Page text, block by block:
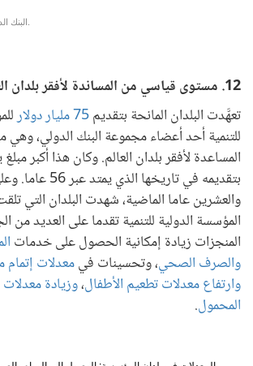
12. مستوى قياسي من المساندة لأفقر بلدان العالم
تعهَّدت البلدان المانحة بتقديم75 مليار دولار
للتنمية أحد أعضاء مجموعة البنك الدولي، وهي
المساعدة لأفقر بلدان العالم. وكان هذا أكبر
بتقديمه في تاريخها
والعشرين عاما الماضية، شهدت البلدان التي
المؤسسة الدولية للتنمية تقدما على العديد
المنجزات زيادة إمكانية الحصول على خدمات
والصرف الصحي، وتحسينات فيمعدلات إتمام
وارتفاع معدلات تطعيم الأطفال،وزيادة
المحمول.